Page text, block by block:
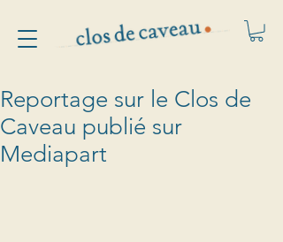
Reportage sur le Clos de
Caveau publié sur
Mediapart